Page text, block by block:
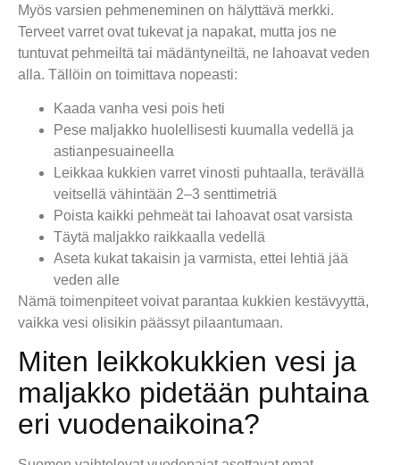
Myös varsien pehmeneminen on hälyttävä merkki.
Terveet varret ovat tukevat ja napakat, mutta jos ne
tuntuvat pehmeiltä tai mädäntyneiltä, ne lahoavat veden
alla. Tällöin on toimittava nopeasti:
Kaada vanha vesi pois heti
Pese maljakko huolellisesti kuumalla vedellä ja
astianpesuaineella
Leikkaa kukkien varret vinosti puhtaalla, terävällä
veitsellä vähintään 2–3 senttimetriä
Poista kaikki pehmeät tai lahoavat osat varsista
Täytä maljakko raikkaalla vedellä
Aseta kukat takaisin ja varmista, ettei lehtiä jää
veden alle
Nämä toimenpiteet voivat parantaa kukkien kestävyyttä,
vaikka vesi olisikin päässyt pilaantumaan.
Miten leikkokukkien vesi ja
maljakko pidetään puhtaina
eri vuodenaikoina?